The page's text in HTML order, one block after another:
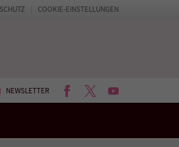
NEWSLETTER FACEBOOKTWITTERYOUTUBE
COOKIE-EINSTELLUNGEN